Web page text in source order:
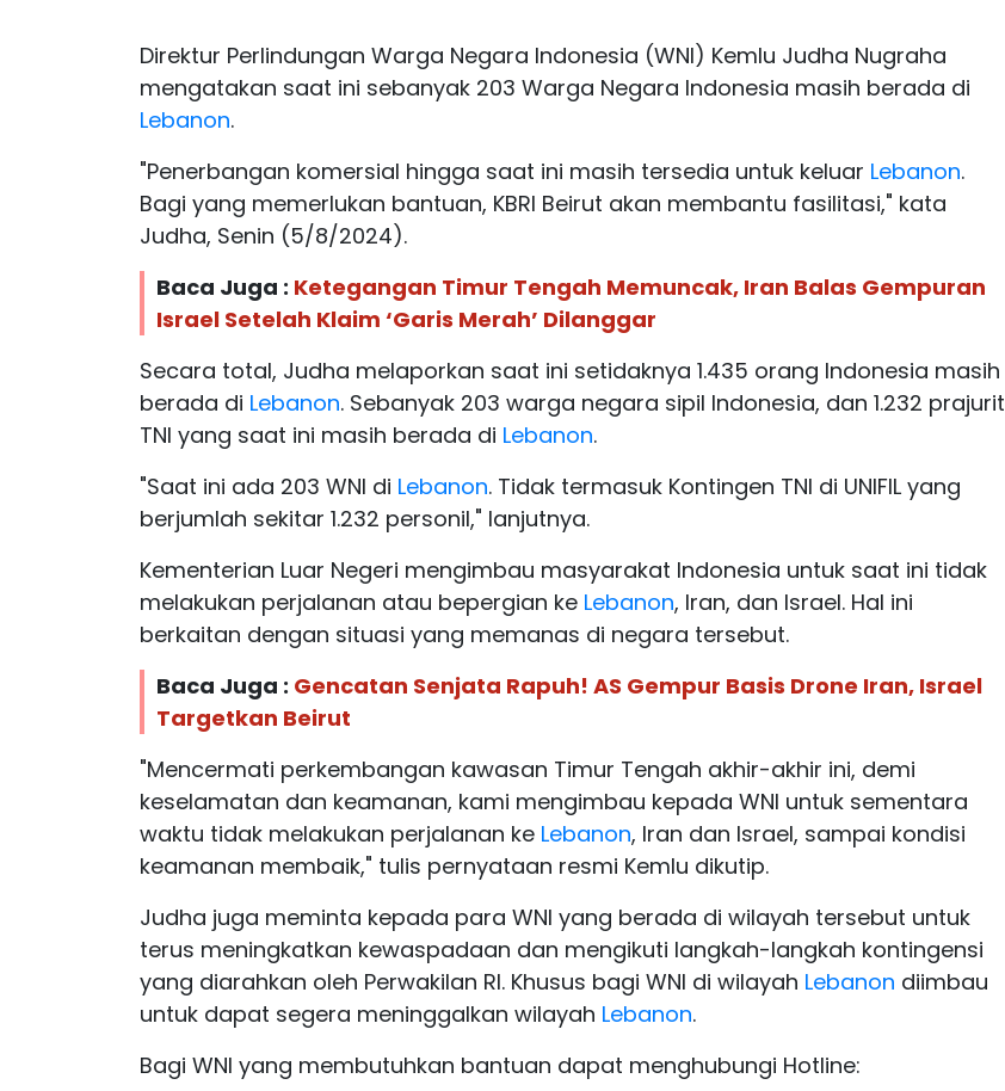
Direktur Perlindungan Warga Negara Indonesia (WNI) Kemlu Judha Nugraha
mengatakan saat ini sebanyak 203 Warga Negara Indonesia masih berada di
Lebanon.
"Penerbangan komersial hingga saat ini masih tersedia untuk keluar Lebanon.
Bagi yang memerlukan bantuan, KBRI Beirut akan membantu fasilitasi," kata
Judha, Senin (5/8/2024).
Baca Juga : Ketegangan Timur Tengah Memuncak, Iran Balas Gempuran
Israel Setelah Klaim ‘Garis Merah’ Dilanggar
Secara total, Judha melaporkan saat ini setidaknya 1.435 orang Indonesia masih
berada di Lebanon. Sebanyak 203 warga negara sipil Indonesia, dan 1.232 prajurit
TNI yang saat ini masih berada di Lebanon.
"Saat ini ada 203 WNI di Lebanon. Tidak termasuk Kontingen TNI di UNIFIL yang
berjumlah sekitar 1.232 personil," lanjutnya.
Kementerian Luar Negeri mengimbau masyarakat Indonesia untuk saat ini tidak
melakukan perjalanan atau bepergian ke Lebanon, Iran, dan Israel. Hal ini
berkaitan dengan situasi yang memanas di negara tersebut.
Baca Juga : Gencatan Senjata Rapuh! AS Gempur Basis Drone Iran, Israel
Targetkan Beirut
"Mencermati perkembangan kawasan Timur Tengah akhir-akhir ini, demi
keselamatan dan keamanan, kami mengimbau kepada WNI untuk sementara
waktu tidak melakukan perjalanan ke Lebanon, Iran dan Israel, sampai kondisi
keamanan membaik," tulis pernyataan resmi Kemlu dikutip.
Judha juga meminta kepada para WNI yang berada di wilayah tersebut untuk
terus meningkatkan kewaspadaan dan mengikuti langkah-langkah kontingensi
yang diarahkan oleh Perwakilan RI. Khusus bagi WNI di wilayah Lebanon diimbau
untuk dapat segera meninggalkan wilayah Lebanon.
Bagi WNI yang membutuhkan bantuan dapat menghubungi Hotline: